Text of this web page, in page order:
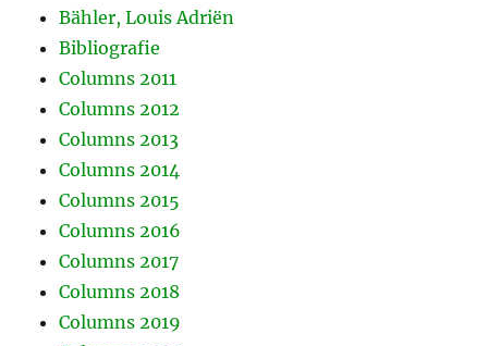
Bähler, Louis Adriën
Bibliografie
Columns 2011
Columns 2012
Columns 2013
Columns 2014
Columns 2015
Columns 2016
Columns 2017
Columns 2018
Columns 2019